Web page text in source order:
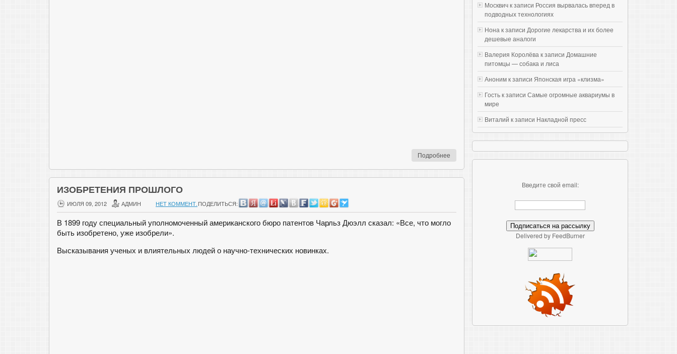
Подробнее
ИЗОБРЕТЕНИЯ ПРОШЛОГО
ИЮЛЯ 09, 2012 АДМИН НЕТ КОММЕНТ.ПОДЕЛИТЬСЯ:
В 1899 году специальный уполномоченный американского бюро патентов Чарльз Дюэлл сказал: «Все, что могло
быть изобретено, уже изобрели».
Высказывания ученых и влиятельных людей о научно-технических новинках.
Москвич к записи Россия вырвалась вперед в
подводных технологиях
Нона к записи Дорогие лекарства и их более
дешевые аналоги
Валерия Королёва к записи Домашние
питомцы — собака и лиса
Аноним к записи Японская игра «клизма»
Гость к записи Самые огромные аквариумы в
мире
Виталий к записи Накладной пресс
Введите свой email:
Delivered by FeedBurner